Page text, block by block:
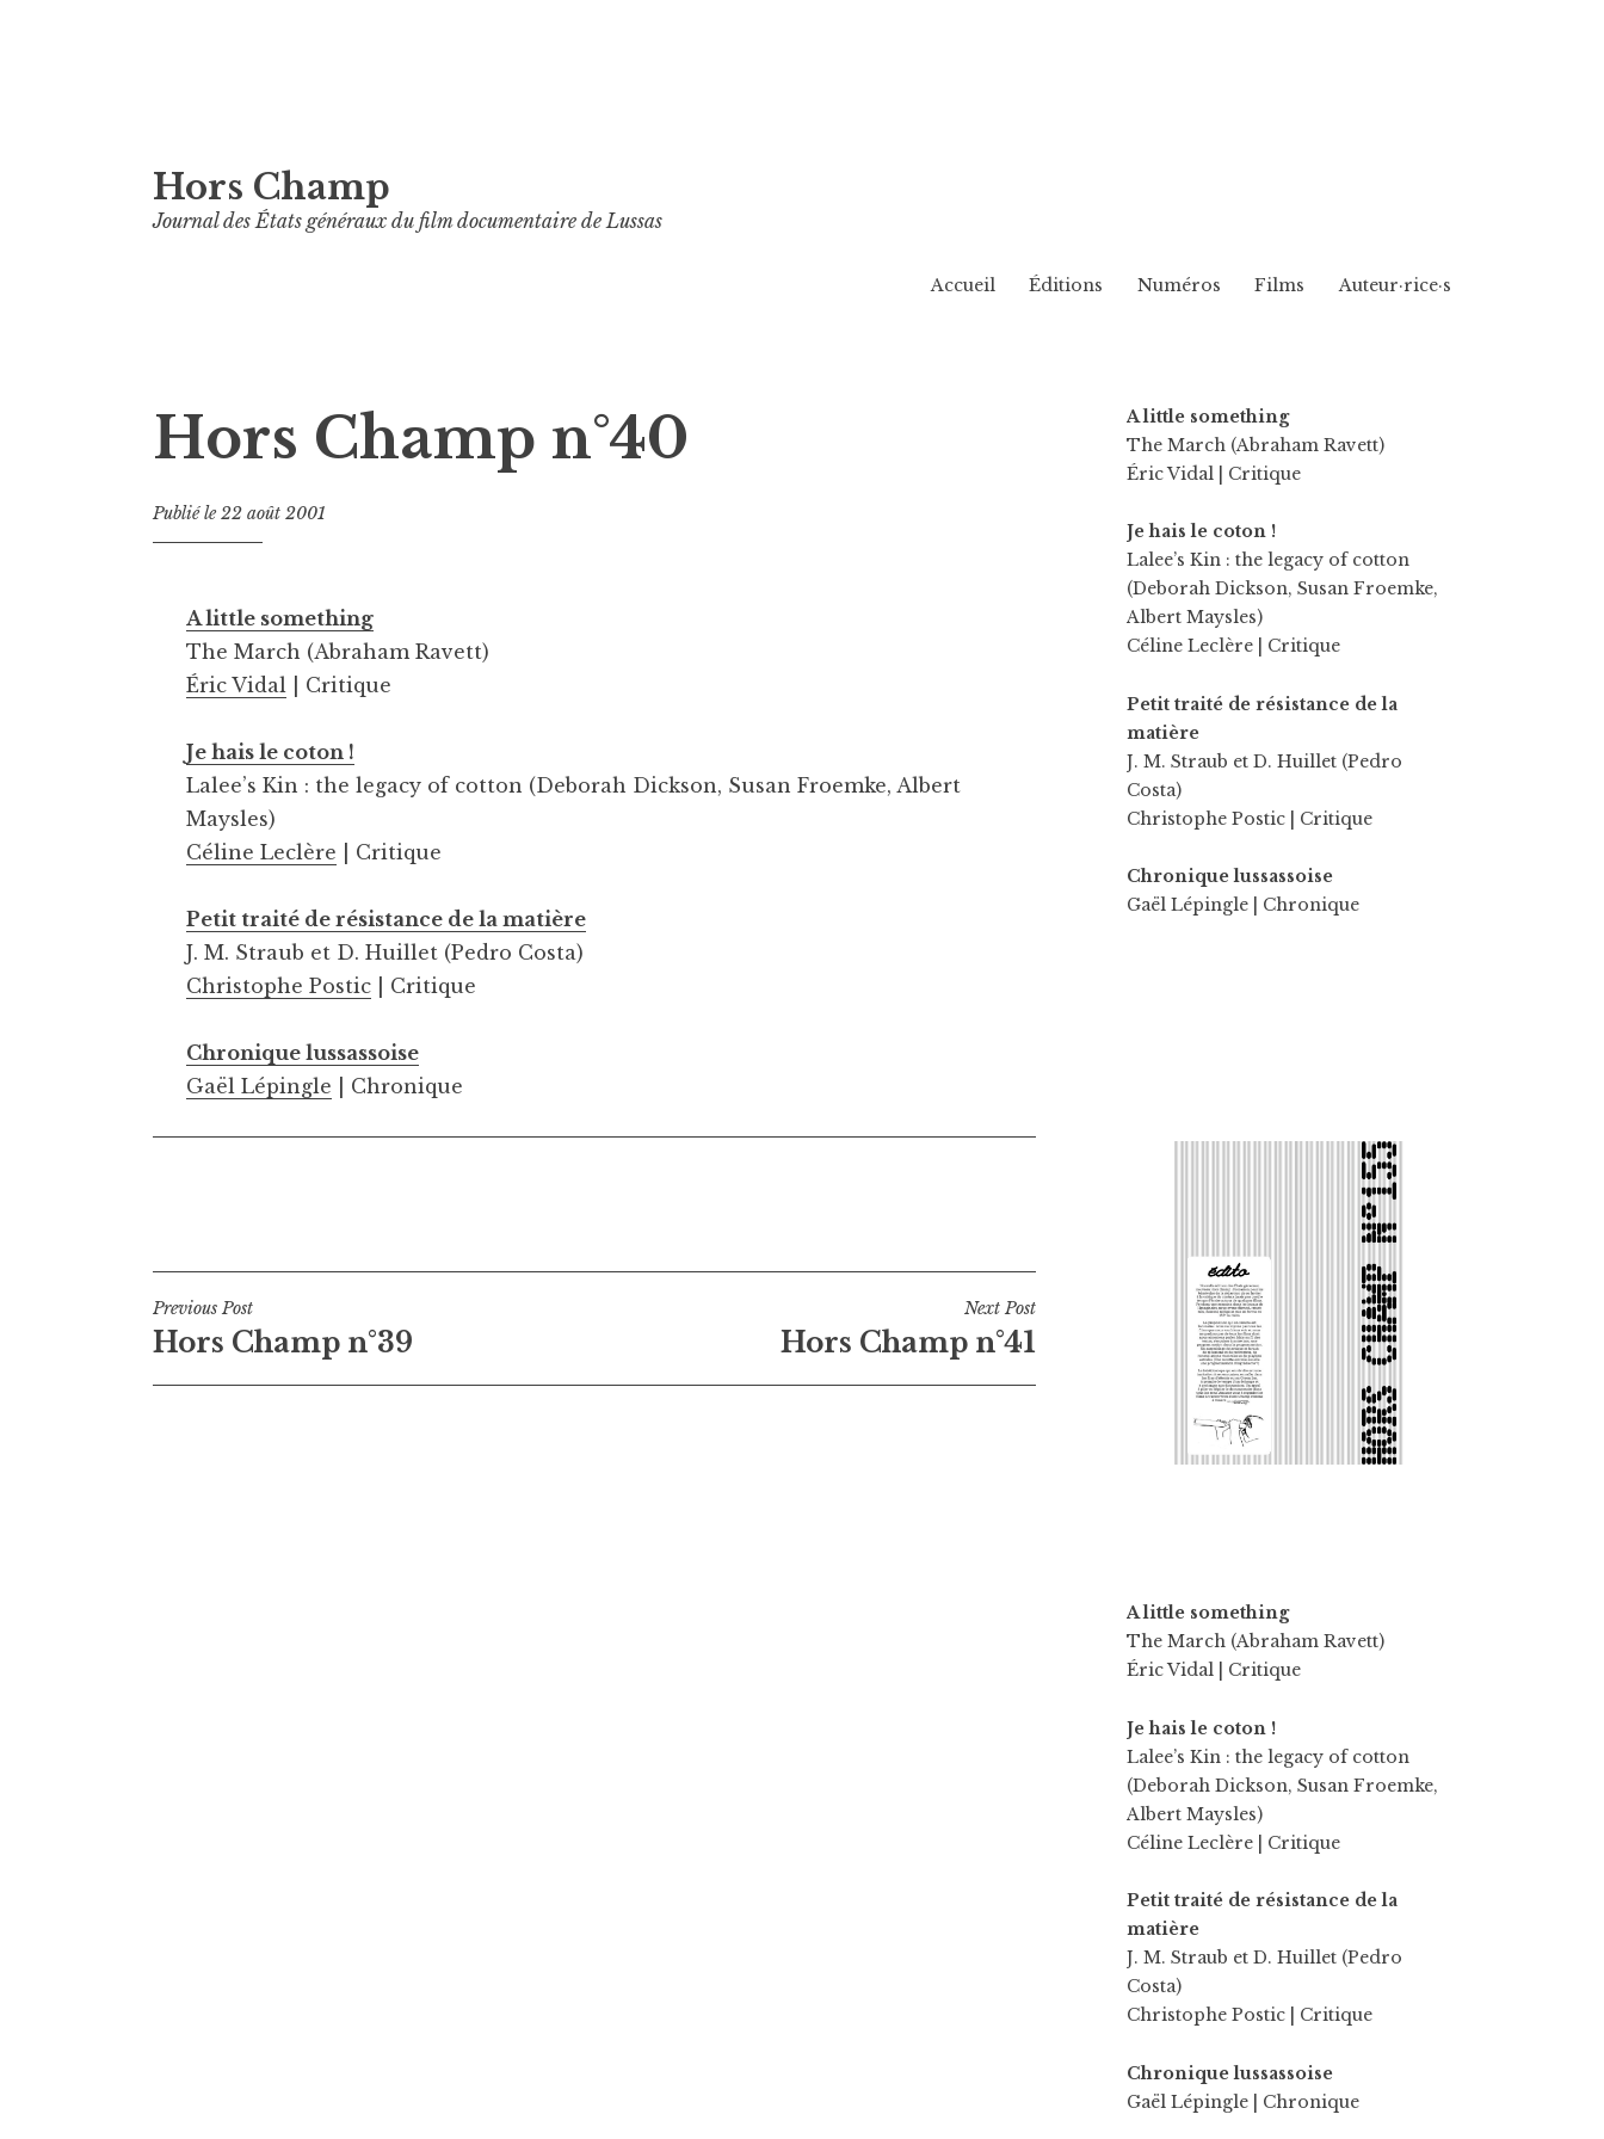
au
contenu
Hors Champ
Journal des États généraux du film documentaire de Lussas
Accueil Éditions Numéros Films Auteur·rice·s
Hors Champ n°40
Publié le22 août 2001
A little something
The March (Abraham Ravett)
Éric Vidal | Critique
Je hais le coton !
Lalee’s Kin : the legacy of cotton (Deborah Dickson, Susan Froemke, Albert
Maysles)
Céline Leclère | Critique
Petit traité de résistance de la matière
J. M. Straub et D. Huillet (Pedro Costa)
Christophe Postic | Critique
Chronique lussassoise
Gaël Lépingle | Chronique
Navigation
de
Previous Post
Hors Champ n°39
Next Post
Hors Champ n°41
A little something
The March (Abraham Ravett)
Éric Vidal
| Critique
Je hais le coton !
Lalee’s Kin : the legacy of cotton
(Deborah Dickson, Susan Froemke,
Albert Maysles)
Céline Leclère | Critique
Petit traité de résistance de la
matière
J. M. Straub et D. Huillet (Pedro
Costa)
Christophe Postic | Critique
Chronique lussassoise
Gaël Lépingle | Chronique
A little something
The March (Abraham Ravett)
Éric Vidal | Critique
Je hais le coton !
Lalee’s Kin : the legacy of cotton
(Deborah Dickson, Susan Froemke,
Albert Maysles)
Céline Leclère | Critique
Petit traité de résistance de la
matière
J. M. Straub et D. Huillet (Pedro
Costa)
Christophe Postic | Critique
Chronique lussassoise
Gaël Lépingle | Chronique